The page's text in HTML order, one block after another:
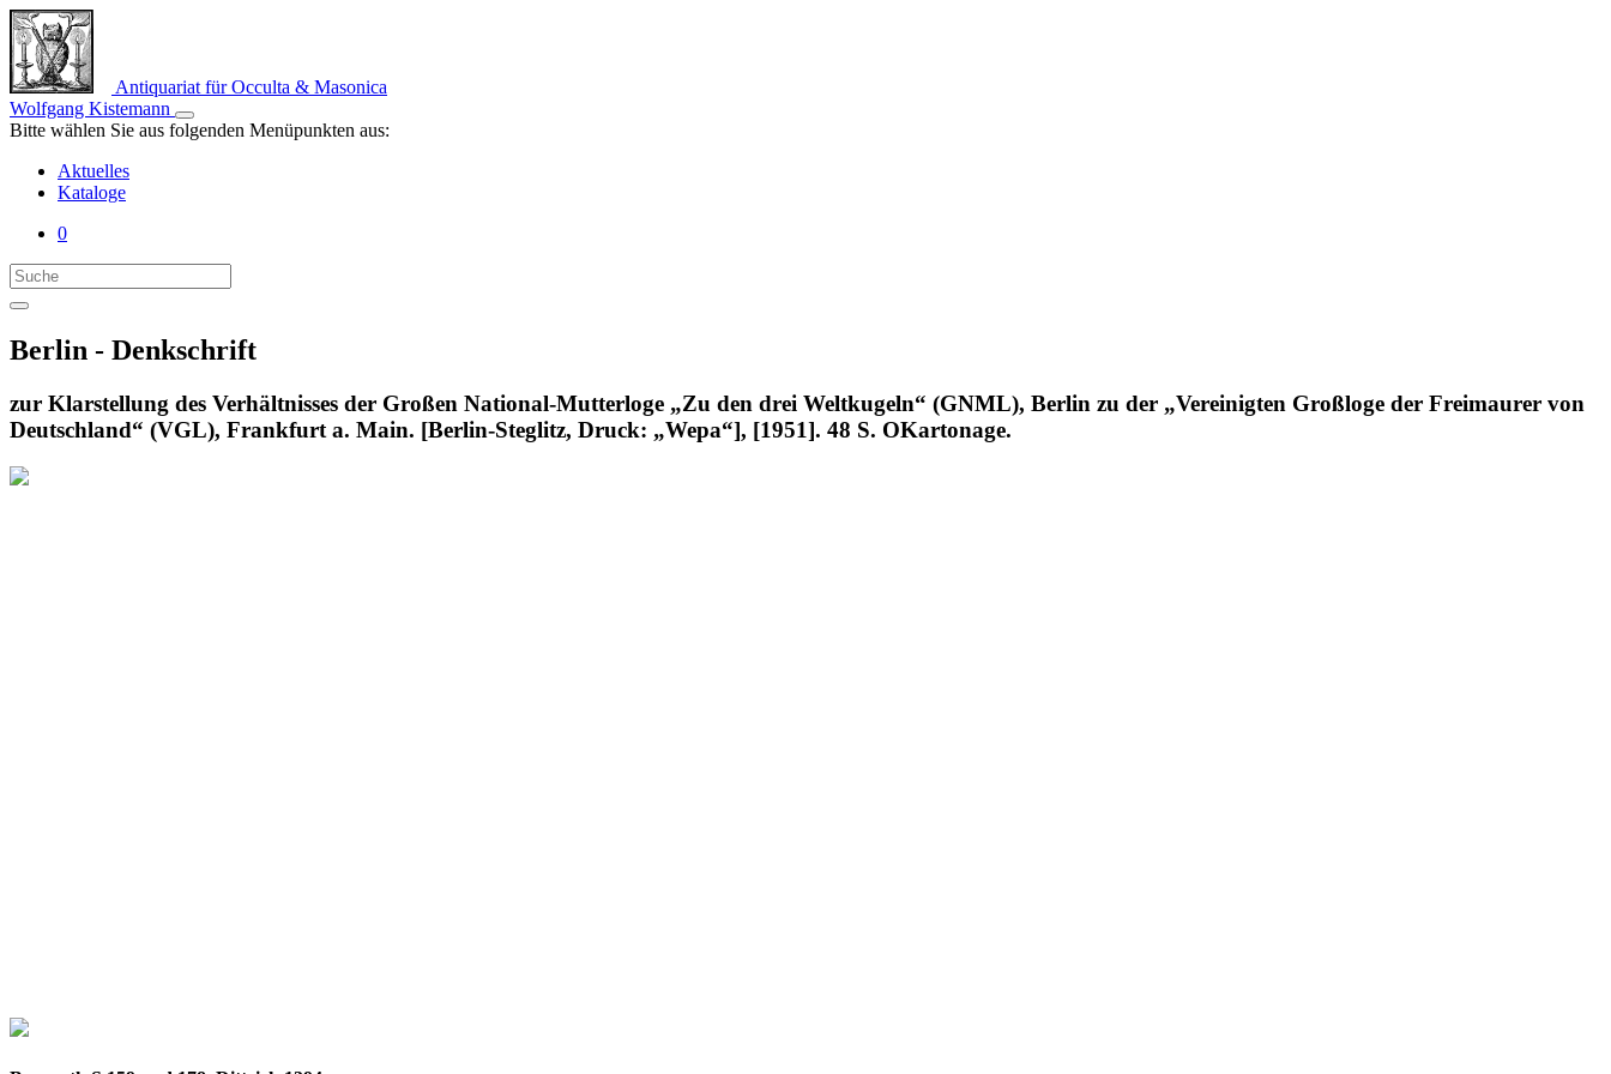
Antiquariat für Occulta & Masonica
Wolfgang Kistemann
Bitte wählen Sie aus folgenden Menüpunkten aus:
Aktuelles
Kataloge
0
Berlin - Denkschrift
zur Klarstellung des Verhältnisses der Großen National-Mutterloge „Zu den drei Weltkugeln“ (GNML), Berlin zu der „Vereinigten Großloge der Freimaurer von
Deutschland“ (VGL), Frankfurt a. Main. [Berlin-Steglitz, Druck: „Wepa“], [1951]. 48 S. OKartonage.